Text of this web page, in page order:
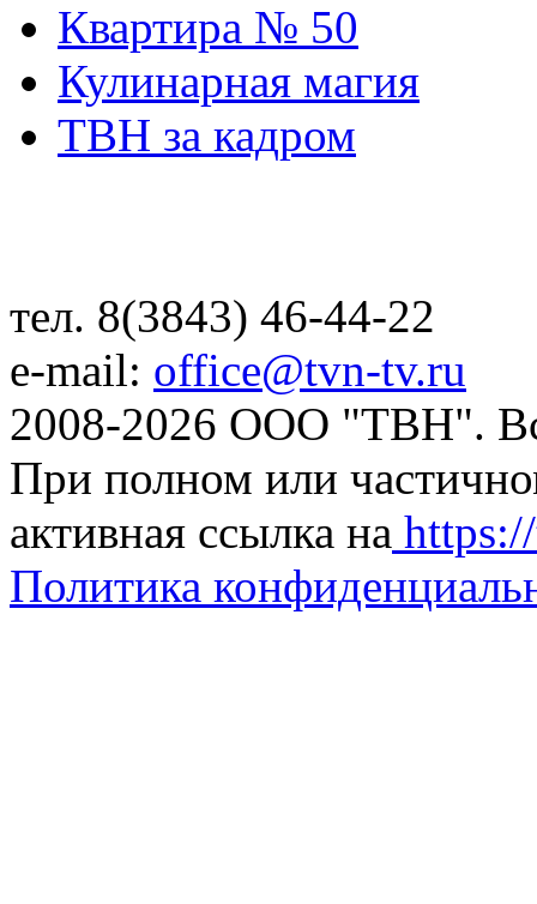
Квартира № 50
Кулинарная магия
ТВН за кадром
тел. 8(3843) 46-44-22
e-mail: office@tvn-tv.ru
2008-2026 ООО "ТВН".
При полном или
активная ссылка на
Политика